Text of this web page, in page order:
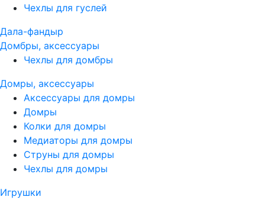
Чехлы для гуслей
Дала-фандыр
Домбры, аксессуары
Чехлы для домбры
Домры, аксессуары
Аксессуары для домры
Домры
Колки для домры
Медиаторы для домры
Струны для домры
Чехлы для домры
Игрушки